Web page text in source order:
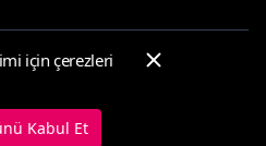
-
Çerez Politikası
için çerezleri
Kabul Et